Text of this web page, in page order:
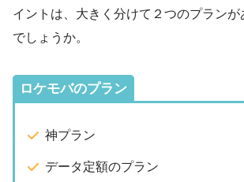
イントは、大きく分けて２つのプラン
でしょうか。
ロケモバのプラン
神プラン
データ定額のプラン